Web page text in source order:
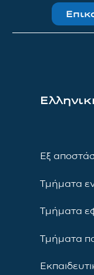
Εξ
Τμήματα
Τμήματα
Τμήματα